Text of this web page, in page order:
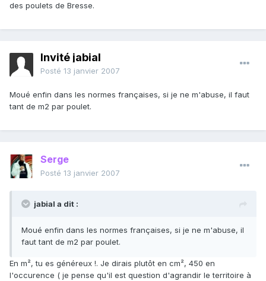
des poulets de Bresse.
Invité jabial
Posté 13 janvier 2007
Moué enfin dans les normes françaises, si je ne m'abuse, il faut
tant de m2 par poulet.
Serge
Posté 13 janvier 2007
jabial a dit :
Moué enfin dans les normes françaises, si je ne m'abuse, il
faut tant de m2 par poulet.
En m², tu es généreux !. Je dirais plutôt en cm², 450 en
l'occurence ( je pense qu'il est question d'agrandir le territoire à